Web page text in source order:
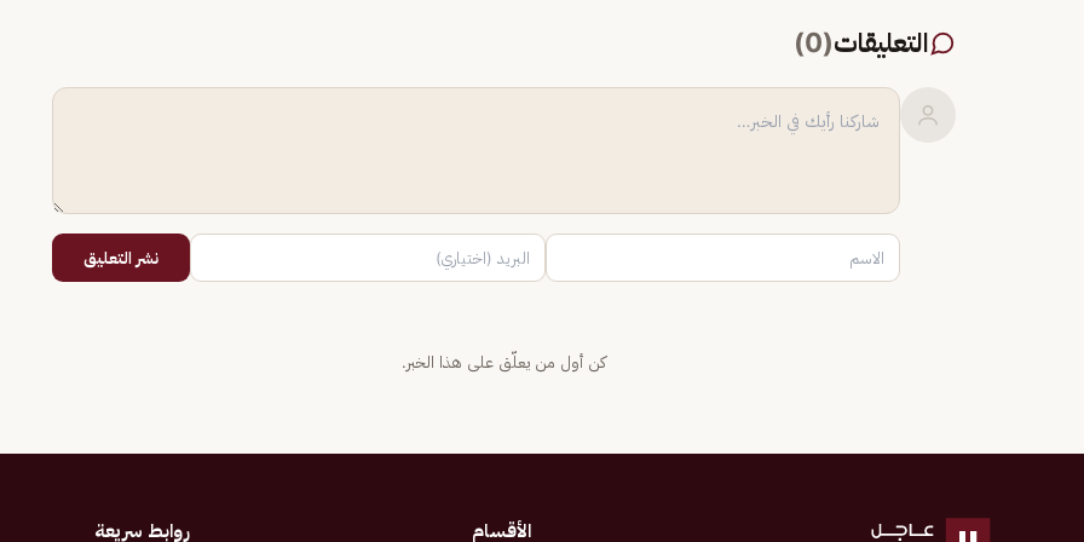
التعليقات(
0
)
نشر التعليق
كن أول من يعلّق على هذا الخبر.
الأقسام روابط سريعة